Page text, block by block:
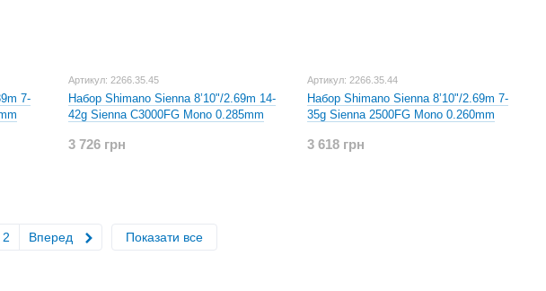
7-
Артикул: 2266.35.45
Набор Shimano Sienna 8’10"/2.69m 14-
42g Sienna C3000FG Mono 0.285mm
3 726 грн
Артикул: 2266.35.44
Набор Shimano Sienna 8’10"/2.69m 7-
35g Sienna 2500FG Mono 0.260mm
3 618 грн
2 Вперед Показати все